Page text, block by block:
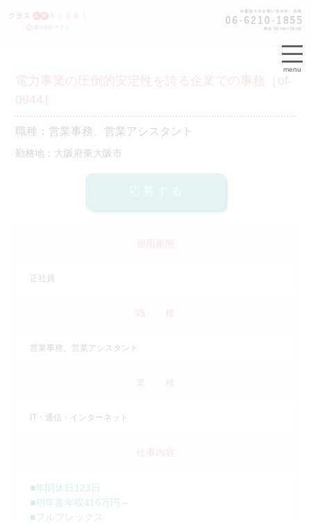
menu
電力事業の圧倒的安定性を誇る企業での事務［of-
0944］
職種：営業事務、営業アシスタント
勤務地：大阪府東大阪市
雇用形態
正社員
職 種
営業事務、営業アシスタント
業 種
IT・通信・インターネット
仕事内容
■年間休日123日
■初年度年収416万円～
■フルフレックス